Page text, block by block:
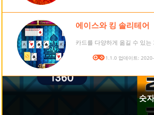
에이스와 킹 솔리테어
카드를 다양하게 옮길 수 있
버전: 1.1.0 업데이트: